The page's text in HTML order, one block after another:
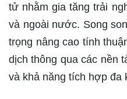
tử nhằm gia tăng trải
và ngoài nước. Song
trọng nâng cao tính
dịch thông qua các nền
và khả năng tích hợp đa